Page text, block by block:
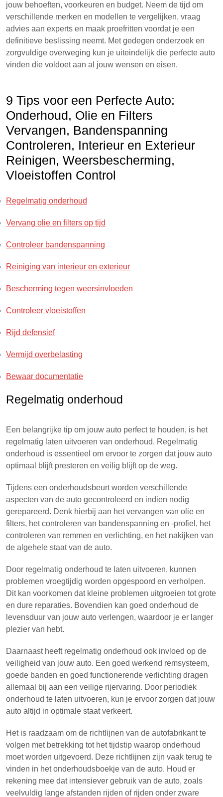
jouw behoeften, voorkeuren en budget. Neem de tijd om
verschillende merken en modellen te vergelijken, vraag
advies aan experts en maak proefritten voordat je een
definitieve beslissing neemt. Met gedegen onderzoek en
zorgvuldige overweging kun je uiteindelijk die perfecte auto
vinden die voldoet aan al jouw wensen en eisen.
9 Tips voor een Perfecte Auto:
Onderhoud, Olie en Filters
Vervangen, Bandenspanning
Controleren, Interieur en Exterieur
Reinigen, Weersbescherming,
Vloeistoffen Control
Regelmatig onderhoud
Vervang olie en filters op tijd
Controleer bandenspanning
Reiniging van interieur en exterieur
Bescherming tegen weersinvloeden
Controleer vloeistoffen
Rijd defensief
Vermijd overbelasting
Bewaar documentatie
Regelmatig onderhoud
Een belangrijke tip om jouw auto perfect te houden, is het
regelmatig laten uitvoeren van onderhoud. Regelmatig
onderhoud is essentieel om ervoor te zorgen dat jouw auto
optimaal blijft presteren en veilig blijft op de weg.
Tijdens een onderhoudsbeurt worden verschillende
aspecten van de auto gecontroleerd en indien nodig
gerepareerd. Denk hierbij aan het vervangen van olie en
filters, het controleren van bandenspanning en -profiel, het
controleren van remmen en verlichting, en het nakijken van
de algehele staat van de auto.
Door regelmatig onderhoud te laten uitvoeren, kunnen
problemen vroegtijdig worden opgespoord en verholpen.
Dit kan voorkomen dat kleine problemen uitgroeien tot grote
en dure reparaties. Bovendien kan goed onderhoud de
levensduur van jouw auto verlengen, waardoor je er langer
plezier van hebt.
Daarnaast heeft regelmatig onderhoud ook invloed op de
veiligheid van jouw auto. Een goed werkend remsysteem,
goede banden en goed functionerende verlichting dragen
allemaal bij aan een veilige rijervaring. Door periodiek
onderhoud te laten uitvoeren, kun je ervoor zorgen dat jouw
auto altijd in optimale staat verkeert.
Het is raadzaam om de richtlijnen van de autofabrikant te
volgen met betrekking tot het tijdstip waarop onderhoud
moet worden uitgevoerd. Deze richtlijnen zijn vaak terug te
vinden in het onderhoudsboekje van de auto. Houd er
rekening mee dat intensiever gebruik van de auto, zoals
veelvuldig lange afstanden rijden of rijden onder zware